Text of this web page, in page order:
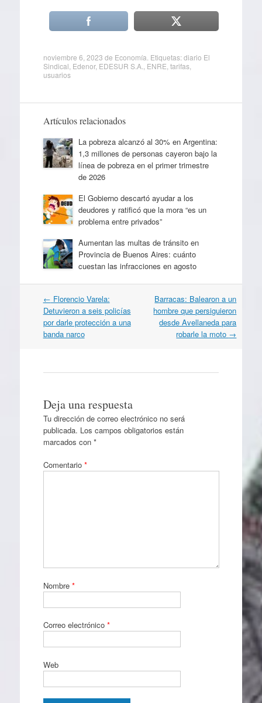
noviembre 6, 2023 de Economía . Etiquetas:diario El
Sindical Edenor, EDESUR S.A. ENRE tarifas,
usuarios
Artículos relacionados
La pobreza alcanzó al 30% en Argentina:
1,3 millones de personas cayeron bajo la
línea de pobreza en el primer trimestre
de 2026
El Gobierno descartó ayudar a los
deudores y ratificó que la mora “es un
problema entre privados”
Aumentan las multas de tránsito en
Provincia de Buenos Aires: cuánto
cuestan las infracciones en agosto
Navegación
por
artículos
← Florencio Varela:
Detuvieron a seis policías
por darle protección a una
banda narco
Barracas: Balearon a un
hombre que persiguieron
desde Avellaneda para
robarle la moto →
Deja una respuesta
Tu dirección de correo electrónico no será
publicada. Los campos obligatorios están
marcados con *
Comentario *
Nombre *
Correo electrónico *
Web